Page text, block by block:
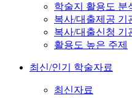
학술지 활용도 분
복사/대출제공 기
복사/대출신청 기
활용도 높은 주제
최신/인기 학술자료
최신자료